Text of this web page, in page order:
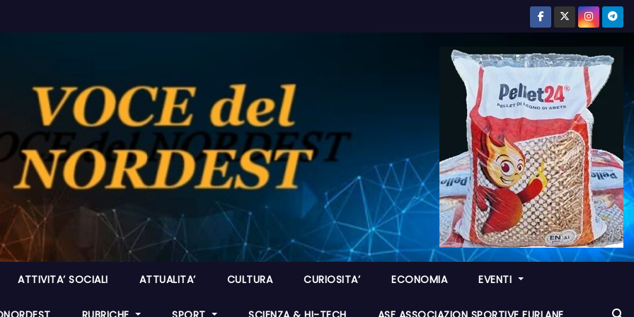
ATTIVITA’ SOCIALI ATTUALITA’ CULTURA CURIOSITA’ ECONOMIA EVENTI